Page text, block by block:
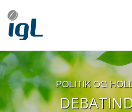
POLITIK OG